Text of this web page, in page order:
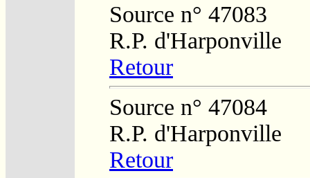
Source n° 47083
R.P. d'Harponville
Retour
Source n° 47084
R.P. d'Harponville
Retour